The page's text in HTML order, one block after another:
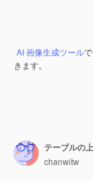
AI 画像生成ツール
きます。
テーブルの
chanwitw